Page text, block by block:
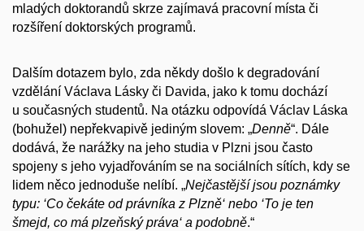
mladých doktorandů skrze zajímavá pracovní místa či
rozšíření doktorských programů.
Dalším dotazem bylo, zda někdy došlo k degradování
vzdělání Václava Lásky či Davida, jako k tomu dochází
u současných studentů. Na otázku odpovídá Václav Láska
(bohužel) nepřekvapivě jediným slovem: „Denně“. Dále
dodává, že narážky na jeho studia v Plzni jsou často
spojeny s jeho vyjadřováním se na sociálních sítích, kdy se
lidem něco jednoduše nelíbí. „Nejčastější jsou poznámky
typu: ‘Co čekáte od právníka z Plzně‘ nebo ‘To je ten
šmejd, co má plzeňský práva‘ a podobně.“